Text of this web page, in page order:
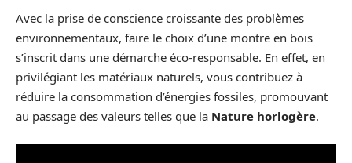
Avec la prise de conscience croissante des problèmes
environnementaux, faire le choix d’une montre en bois
s’inscrit dans une démarche éco-responsable. En effet, en
privilégiant les matériaux naturels, vous contribuez à
réduire la consommation d’énergies fossiles, promouvant
au passage des valeurs telles que la Nature horlogère.